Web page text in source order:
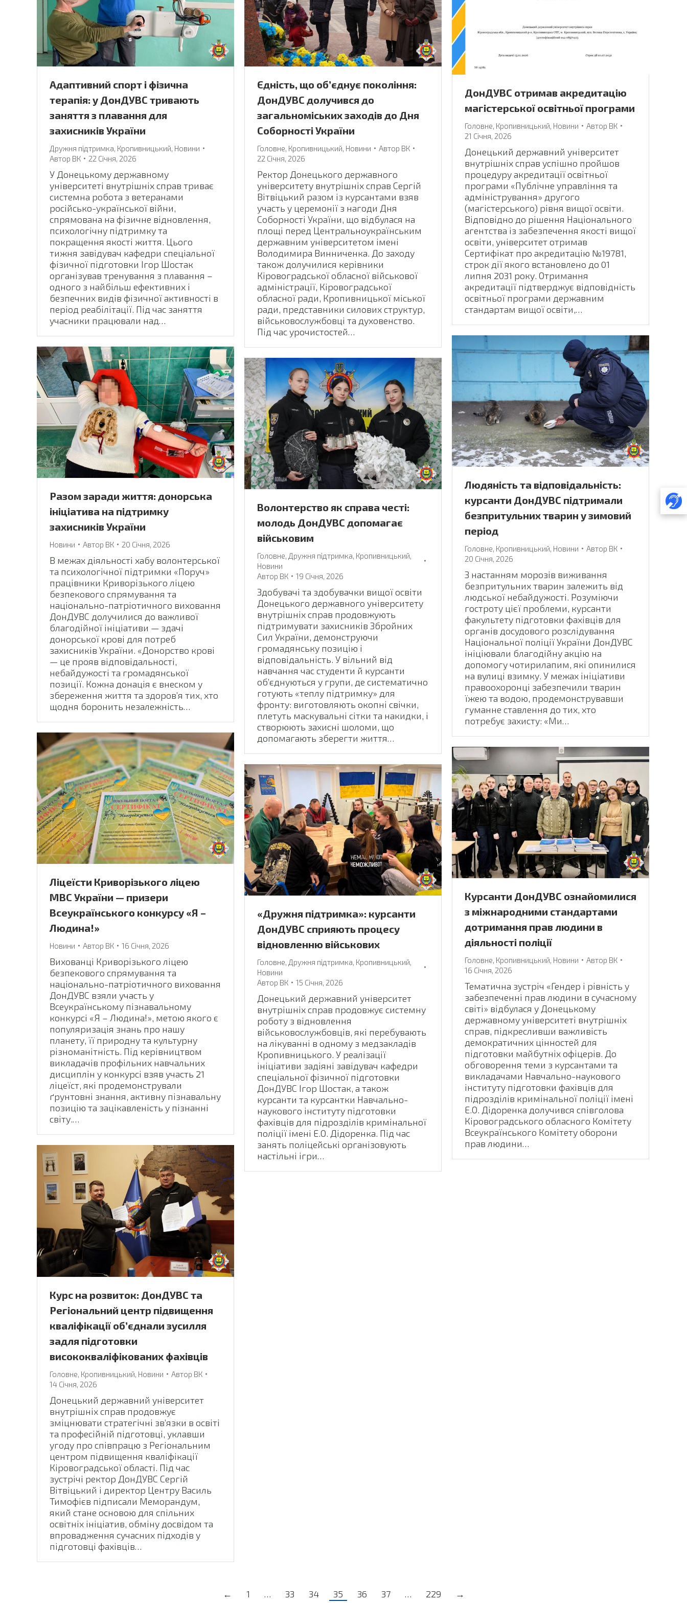
Адаптивний спорт і фізична
терапія: у ДонДУВС тривають
заняття з плавання для
захисників України
Дружня підтримка, Кропивницький, Новини
Автор ВК 22 Січня, 2026
У Донецькому державному
університеті внутрішніх справ триває
системна робота з ветеранами
російсько-української війни,
спрямована на фізичне відновлення,
психологічну підтримку та
покращення якості життя. Цього
тижня завідувач кафедри спеціальної
фізичної підготовки Ігор Шостак
організував тренування з плавання –
одного з найбільш ефективних і
безпечних видів фізичної активності в
період реабілітації. Під час заняття
учасники працювали над…
Єдність, що об’єднує покоління:
ДонДУВС долучився до
загальноміських заходів до Дня
Соборності України
Головне, Кропивницький, Новини Автор ВК
22 Січня, 2026
Ректор Донецького державного
університету внутрішніх справ Сергій
Вітвіцький разом із курсантами взяв
участь у церемонії з нагоди Дня
Соборності України, що відбулася на
площі перед Центральноукраїнським
державним університетом імені
Володимира Винниченка. До заходу
також долучилися керівники
Кіровоградської обласної військової
адміністрації, Кіровоградської
обласної ради, Кропивницької міської
ради, представники силових структур,
військовослужбовці та духовенство.
Під час урочистостей…
ДонДУВС отримав акредитацію
магістерської освітньої програми
Головне Кропивницький Новини Автор ВК
21 Січня, 2026
Донецький державний університет
внутрішніх справ успішно пройшов
процедуру акредитації освітньої
програми «Публічне управління та
адміністрування» другого
(магістерського) рівня вищої освіти.
Відповідно до рішення Національного
агентства із забезпечення якості вищої
освіти, університет отримав
Сертифікат про акредитацію №19781,
строк дії якого встановлено до 01
липня 2031 року. Отримання
акредитації підтверджує відповідність
освітньої програми державним
стандартам вищої освіти,…
Людяність та відповідальність:
курсанти ДонДУВС підтримали
безпритульних тварин у зимовий
період
Головне, Кропивницький, Новини Автор ВК
20 Січня, 2026
З настанням морозів виживання
безпритульних тварин залежить від
людської небайдужості. Розуміючи
гостроту цієї проблеми, курсанти
факультету підготовки фахівців для
органів досудового розслідування
Національної поліції України ДонДУВС
ініціювали благодійну акцію на
допомогу чотирилапим, які опинилися
на вулиці взимку. У межах ініціативи
правоохоронці забезпечили тварин
їжею та водою, продемонструвавши
гуманне ставлення до тих, хто
потребує захисту: «Ми…
Разом заради життя: донорська
ініціатива на підтримку
захисників України
Новини Автор ВК 20 Січня, 2026
В межах діяльності хабу волонтерської
та психологічної підтримки «Поруч»
працівники Криворізького ліцею
безпекового спрямування та
національно-патріотичного виховання
ДонДУВС долучилися до важливої
благодійної ініціативи — здачі
донорської крові для потреб
захисників України. «Донорство крові
— це прояв відповідальності,
небайдужості та громадянської
позиції. Кожна донація є внеском у
збереження життя та здоров’я тих, хто
щодня боронить незалежність…
Волонтерство як справа честі:
молодь ДонДУВС допомагає
військовим
Головне, Дружня підтримка, Кропивницький,
Новини
Автор ВК 19 Січня, 2026
Здобувачі та здобувачки вищої освіти
Донецького державного університету
внутрішніх справ продовжують
підтримувати захисників Збройних
Сил України, демонструючи
громадянську позицію і
відповідальність. У вільний від
навчання час студенти й курсанти
об’єднуються у групи, де систематично
готують «теплу підтримку» для
фронту: виготовляють окопні свічки,
плетуть маскувальні сітки та накидки, і
створюють захисні шоломи, що
допомагають зберегти життя…
Ліцеїсти Криворізького ліцею
МВС України — призери
Всеукраїнського конкурсу «Я –
Людина!»
Новини Автор ВК 16 Січня, 2026
Вихованці Криворізького ліцею
безпекового спрямування та
національно-патріотичного виховання
ДонДУВС взяли участь у
Всеукраїнському пізнавальному
конкурсі «Я – Людина!», метою якого є
популяризація знань про нашу
планету, її природну та культурну
різноманітність. Під керівництвом
викладачів профільних навчальних
дисциплін у конкурсі взяв участь 21
ліцеїст, які продемонстрували
ґрунтовні знання, активну пізнавальну
позицію та зацікавленість у пізнанні
світу.…
Курсанти ДонДУВС ознайомилися
з міжнародними стандартами
дотримання прав людини в
діяльності поліції
Головне, Кропивницький, Новини Автор ВК
16 Січня, 2026
Тематична зустріч «Гендер і рівність у
забезпеченні прав людини в сучасному
світі» відбулася у Донецькому
державному університеті внутрішніх
справ, підкресливши важливість
демократичних цінностей для
підготовки майбутніх офіцерів. До
обговорення теми з курсантами та
викладачами Навчально-наукового
інституту підготовки фахівців для
підрозділів кримінальної поліції імені
Е.О. Дідоренка долучився співголова
Кіровоградського обласного Комітету
Всеукраїнського Комітету оборони
прав людини…
«Дружня підтримка»: курсанти
ДонДУВС сприяють процесу
відновленню військових
Головне, Дружня підтримка, Кропивницький,
Новини
Автор ВК 15 Січня, 2026
Донецький державний університет
внутрішніх справ продовжує системну
роботу з відновлення
військовослужбовців, які перебувають
на лікуванні в одному з медзакладів
Кропивницького. У реалізації
ініціативи задіяні завідувач кафедри
спеціальної фізичної підготовки
ДонДУВС Ігор Шостак, а також
курсанти та курсантки Навчально-
наукового інституту підготовки
фахівців для підрозділів кримінальної
поліції імені Е.О. Дідоренка. Під час
занять поліцейські організовують
настільні ігри…
Курс на розвиток: ДонДУВС та
Регіональний центр підвищення
кваліфікації об’єднали зусилля
задля підготовки
висококваліфікованих фахівців
Головне Кропивницький Новини Автор ВК
14 Січня, 2026
Донецький державний університет
внутрішніх справ продовжує
зміцнювати стратегічні зв’язки в освіті
та професійній підготовці, уклавши
угоду про співпрацю з Регіональним
центром підвищення кваліфікації
Кіровоградської області. Під час
зустрічі ректор ДонДУВС Сергій
Вітвіцький і директор Центру Василь
Тимофієв підписали Меморандум,
який стане основою для спільних
освітніх ініціатив, обміну досвідом та
впровадження сучасних підходів у
підготовці фахівців…
← 1 … 33 34 35 36 37 … 229 →